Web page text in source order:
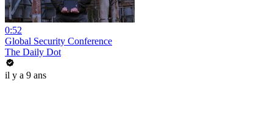
0:52
Global Security Conference
The Daily Dot
il y a 9 ans